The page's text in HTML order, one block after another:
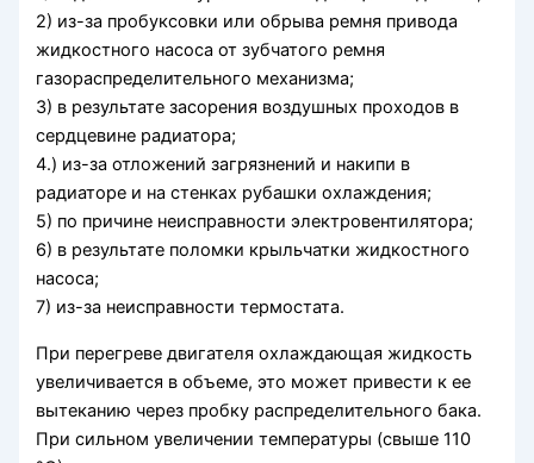
2) из-за пробуксовки или обрыва ремня привода
жидкостного насоса от зубчатого ремня
газораспределительного механизма;
3) в результате засорения воздушных проходов в
сердцевине радиатора;
4.) из-за отложений загрязнений и накипи в
радиаторе и на стенках рубашки охлаждения;
5) по причине неисправности электровентилятора;
6) в результате поломки крыльчатки жидкостного
насоса;
7) из-за неисправности термостата.
При перегреве двигателя охлаждающая жидкость
увеличивается в объеме, это может привести к ее
вытеканию через пробку распределительного бака.
При сильном увеличении температуры (свыше 110